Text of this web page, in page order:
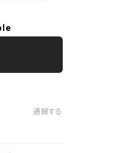
通報する